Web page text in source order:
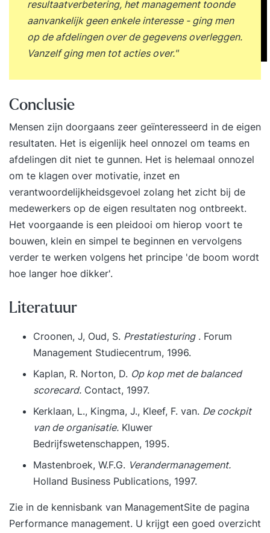
resultaatverbetering, het management toonde
aanvankelijk geen enkele interesse - ging men
op de afdelingen over de gegevens overleggen.
Vanzelf ging men tot acties over."
Conclusie
Mensen zijn doorgaans zeer geïnteresseerd in de eigen
resultaten. Het is eigenlijk heel onnozel om teams en
afdelingen dit niet te gunnen. Het is helemaal onnozel
om te klagen over motivatie, inzet en
verantwoordelijkheidsgevoel zolang het zicht bij de
medewerkers op de eigen resultaten nog ontbreekt.
Het voorgaande is een pleidooi om hierop voort te
bouwen, klein en simpel te beginnen en vervolgens
verder te werken volgens het principe 'de boom wordt
hoe langer hoe dikker'.
Literatuur
Croonen, J, Oud, S. Prestatiesturing. Forum
Management Studiecentrum, 1996.
Kaplan, R. Norton, D. Op kop met de balanced
scorecard. Contact, 1997.
Kerklaan, L., Kingma, J., Kleef, F. van. De cockpit
van de organisatie. Kluwer
Bedrijfswetenschappen, 1995.
Mastenbroek, W.F.G. Verandermanagement.
Holland Business Publications, 1997.
Zie in de kennisbank van ManagementSite de pagina
Performance management. U krijgt een goed overzicht